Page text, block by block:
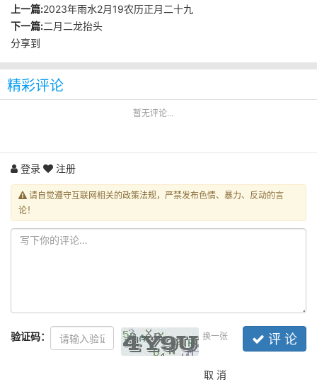
上一篇:2023年雨水2月19农历正月二十九
下一篇:二月二龙抬头
分享到
精彩评论
暂无评论...
登录 注册
请自觉遵守互联网相关的政策法规，严禁发布色情、暴力、反动的言
论！
验证码： 换一张 评 论
取 消